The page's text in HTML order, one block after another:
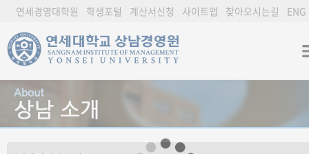
연세경영대학원 학생포털 계산서신청 사이트맵 찾아오시는길 ENG